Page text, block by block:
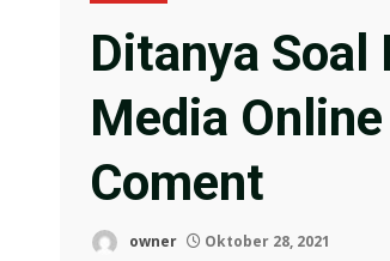
Ditanya Soal
Media
Coment
owner Oktober 28, 2021